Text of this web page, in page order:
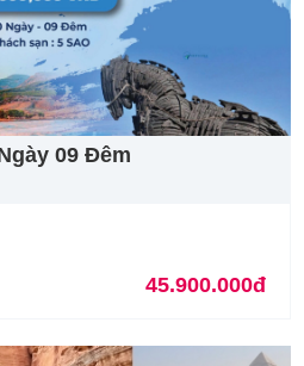
09 Đêm
45.900.000đ